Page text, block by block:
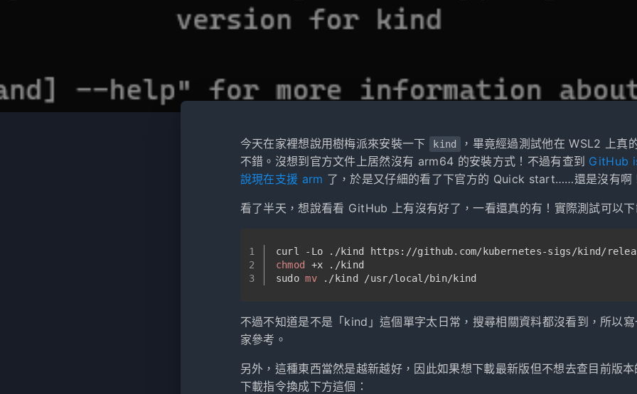
今天在家裡想說用樹梅派來安裝一下 kind
，畢竟經過測試他在 WSL2 上真
不錯。沒想到官方文件上居然沒有 arm64 的安裝方式！不過有查到 GitHub
說現在支援 arm 了，於是又仔細的看了下官方的 Quick start……還是沒有啊
看了半天，想說看看 GitHub 上有沒有好了，一看還真的有！實際測試可以下
1
2
3
curl -Lo ./kind https://github.com/kubernetes-sigs/kind/
chmod
+x ./kind
sudo mv ./kind /usr/local/bin/kind
不過不知道是不是「kind」這個單字太日常，搜尋相關資料都沒看到，所以
家參考。
另外，這種東西當然是越新越好，因此如果想下載最新版但不想去查目前版
下載指令換成下方這個：